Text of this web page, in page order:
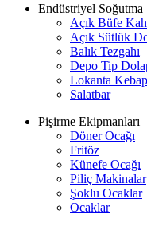
Endüstriyel Soğutma
Açık Büfe
Açık Sütlük
Balık Tezgahı
Depo Tip
Lokanta
Salatbar
Pişirme Ekipmanları
Döner Ocağı
Fritöz
Künefe Ocağı
Piliç Makinalar
Şoklu Ocaklar
Ocaklar